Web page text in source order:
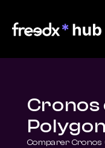
Comparer Cronos